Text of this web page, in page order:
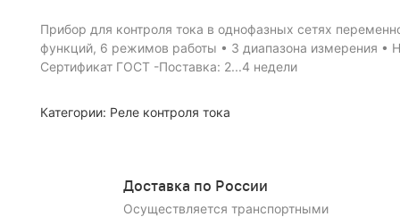
Прибор для контроля тока в однофазных сетях
функций, 6 режимов работы • 3 диапазона измерения •
Сертификат ГОСТ -Поставка: 2...4 недели
Категории: Реле контроля тока
Доставка по России
Осуществляется транспортными